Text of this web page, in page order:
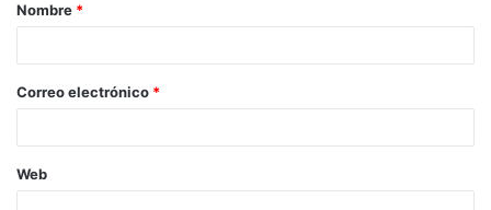
r
*
Nombre *
Correo electrónico *
Web